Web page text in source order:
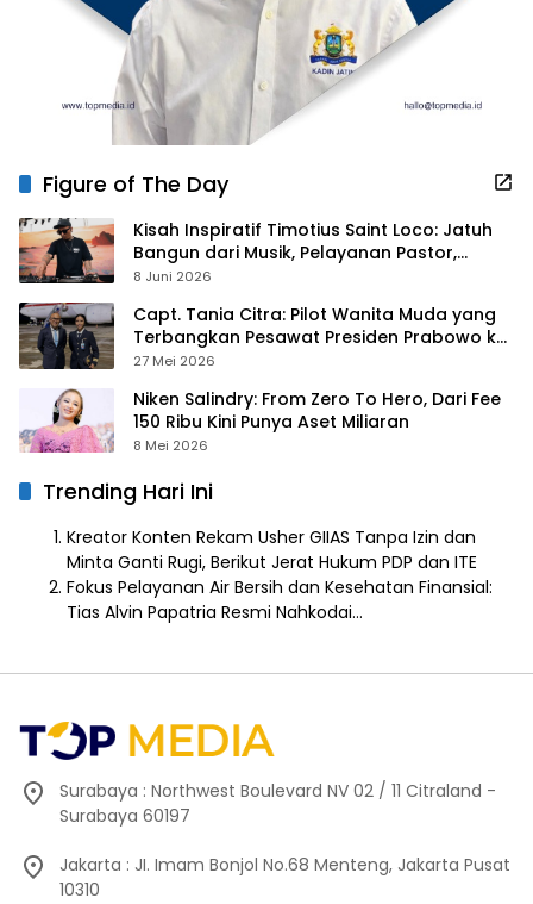
Figure of The Day
Kisah Inspiratif Timotius Saint Loco: Jatuh
Bangun dari Musik, Pelayanan Pastor,
hingga Gurita Bisnis Sambal Babon
8 Juni 2026
Capt. Tania Citra: Pilot Wanita Muda yang
Terbangkan Pesawat Presiden Prabowo ke
Prancis
27 Mei 2026
Niken Salindry: From Zero To Hero, Dari Fee
150 Ribu Kini Punya Aset Miliaran
8 Mei 2026
Trending Hari Ini
Kreator Konten Rekam Usher GIIAS Tanpa Izin dan
Minta Ganti Rugi, Berikut Jerat Hukum PDP dan ITE
Fokus Pelayanan Air Bersih dan Kesehatan Finansial:
Tias Alvin Papatria Resmi Nahkodai…
Surabaya : Northwest Boulevard NV 02 / 11 Citraland -
Surabaya 60197
Jakarta : JI. Imam Bonjol No.68 Menteng, Jakarta Pusat
10310